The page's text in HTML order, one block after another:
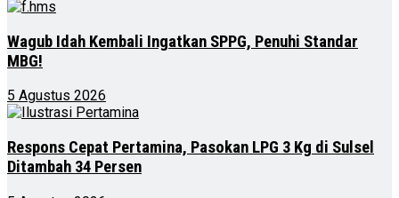
Wagub Idah Kembali Ingatkan SPPG, Penuhi Standar
MBG!
5 Agustus 2026
Respons Cepat Pertamina, Pasokan LPG 3 Kg di Sulsel
Ditambah 34 Persen